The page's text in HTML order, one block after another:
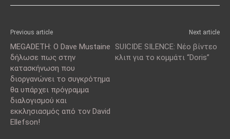
Previous article
MEGADETH: Ο Dave Mustaine
δήλωσε πως στην
κατασκήνωση που
διοργανώνει το συγκρότημα
θα υπάρχει πρόγραμμα
διαλογισμού και
εκκλησιασμός από τον David
Ellefson!
Next article
SUICIDE SILENCE: Νέο βίντεο
κλιπ για το κομμάτι “Doris”